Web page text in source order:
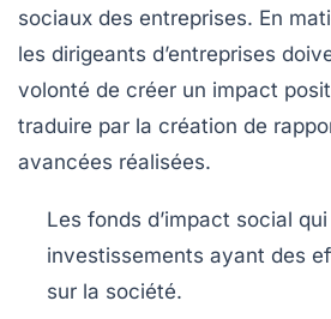
sociaux des entreprises. En
les dirigeants d’entreprises
volonté de créer un impact
traduire par la création de
avancées réalisées.
Les fonds d’impact social
investissements ayant des
sur la société.